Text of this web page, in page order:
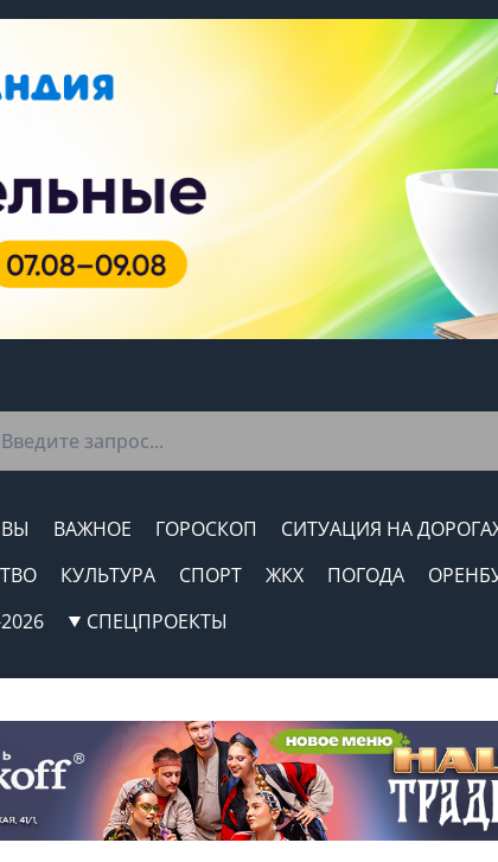
ВАЖНОЕ ГОРОСКОП СИТУАЦИЯ НА
КУЛЬТУРА СПОРТ ЖКХ ПОГОДА
СПЕЦПРОЕКТЫ